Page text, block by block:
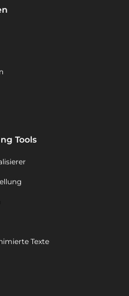
Tools
Texte